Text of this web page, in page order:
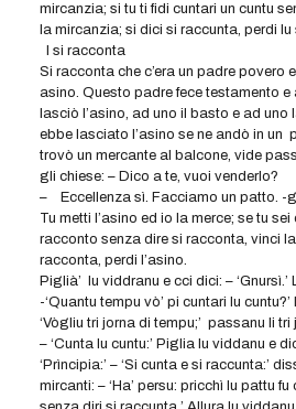
mircanzia; si tu ti fidi cuntari un cuntu
la mircanzia; si dici si raccunta, perdi lu
l si racconta
Si racconta che c’era un padre povero
asino. Questo padre fece testamento e
lasciò l’asino, ad uno il basto e ad uno
ebbe lasciato l’asino se ne andò in un
trovò un mercante al balcone, vide
gli chiese: – Dico a te, vuoi venderlo?
– Eccellenza sì. Facciamo un patto. -
Tu metti l’asino ed io la merce; se tu
racconto senza dire si racconta, vinci
racconta, perdi l’asino.
Piglià’ lu viddranu e cci dici: –
-‘Quantu tempu vò’ pi cuntari lu
‘Vògliu tri jorna di tempu;’ passanu li
– ‘Cunta lu cuntu:’ Piglia lu viddanu e
‘Prìncipia:’ – ‘Si cunta e si raccunta:’
mircanti: – ‘Ha’ persu: pricchì lu pattu